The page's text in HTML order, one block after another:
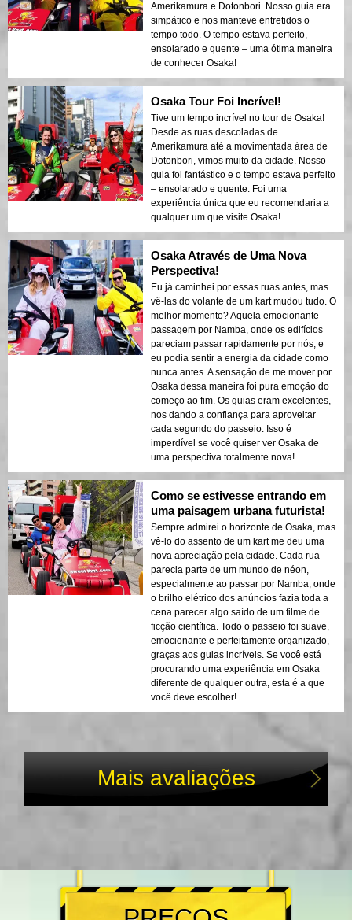
Amerikamura e Dotonbori. Nosso guia era
simpático e nos manteve entretidos o
tempo todo. O tempo estava perfeito,
ensolarado e quente – uma ótima maneira
de conhecer Osaka!
Osaka Tour Foi Incrível!
Tive um tempo incrível no tour de Osaka!
Desde as ruas descoladas de
Amerikamura até a movimentada área de
Dotonbori, vimos muito da cidade. Nosso
guia foi fantástico e o tempo estava perfeito
– ensolarado e quente. Foi uma
experiência única que eu recomendaria a
qualquer um que visite Osaka!
Osaka Através de Uma Nova
Perspectiva!
Eu já caminhei por essas ruas antes, mas
vê-las do volante de um kart mudou tudo. O
melhor momento? Aquela emocionante
passagem por Namba, onde os edifícios
pareciam passar rapidamente por nós, e
eu podia sentir a energia da cidade como
nunca antes. A sensação de me mover por
Osaka dessa maneira foi pura emoção do
começo ao fim. Os guias eram excelentes,
nos dando a confiança para aproveitar
cada segundo do passeio. Isso é
imperdível se você quiser ver Osaka de
uma perspectiva totalmente nova!
Como se estivesse entrando em
uma paisagem urbana futurista!
Sempre admirei o horizonte de Osaka, mas
vê-lo do assento de um kart me deu uma
nova apreciação pela cidade. Cada rua
parecia parte de um mundo de néon,
especialmente ao passar por Namba, onde
o brilho elétrico dos anúncios fazia toda a
cena parecer algo saído de um filme de
ficção científica. Todo o passeio foi suave,
emocionante e perfeitamente organizado,
graças aos guias incríveis. Se você está
procurando uma experiência em Osaka
diferente de qualquer outra, esta é a que
você deve escolher!
Mais avaliações